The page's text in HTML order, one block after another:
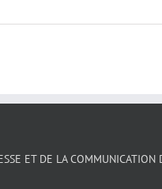
ET DE LA COMMUNICATION